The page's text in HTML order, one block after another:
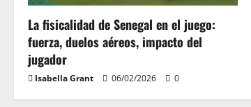
La fisicalidad de Senegal en el juego:
fuerza, duelos aéreos, impacto del
jugador
Isabella Grant 06/02/2026 0